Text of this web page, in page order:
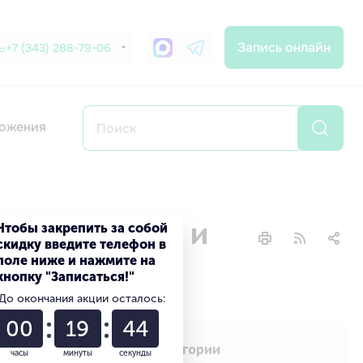
+7 (343) 288-79-06 Запись онлайн
симптомы и
Категории
закрепить за собой
введите телефон в
ниже и нажмите на
"Записаться!"
окончания акции осталось:
00
часы
19
минуты
43
секунды